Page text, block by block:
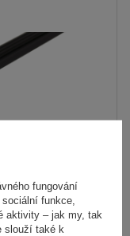
fungování
funkce,
aktivity – jak my, tak
slouží také k